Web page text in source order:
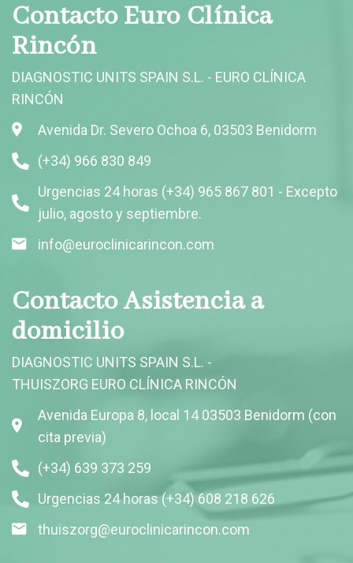
Contacto Euro Clínica
Rincón
DIAGNOSTIC UNITS SPAIN S.L. - EURO CLÍNICA
RINCÓN
Avenida Dr. Severo Ochoa 6, 03503 Benidorm
(+34) 966 830 849
Urgencias 24 horas (+34) 965 867 801 - Excepto
julio, agosto y septiembre.
info@euroclinicarincon.com
Contacto Asistencia a
domicilio
DIAGNOSTIC UNITS SPAIN S.L. -
THUISZORG EURO CLÍNICA RINCÓN
Avenida Europa 8, local 14 03503 Benidorm (con
cita previa)
(+34) 639 373 259
Urgencias 24 horas (+34) 608 218 626
thuiszorg@euroclinicarincon.com